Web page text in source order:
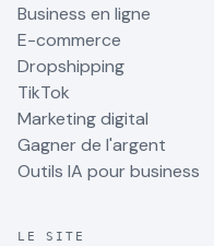
Business en ligne
E-commerce
Dropshipping
TikTok
Marketing digital
Gagner de l'argent
Outils IA pour business
LE SITE